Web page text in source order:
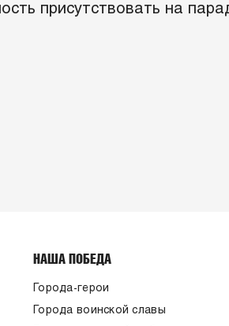
присутствовать на
НАША ПОБЕДА
Города-герои
Города воинской славы